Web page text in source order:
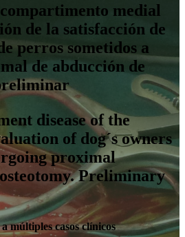
medial
de la satisfacción de
perros sometidos a
de abducción de
disease of the
of dog´s owners
proximal
Preliminary
múltiples casos clínicos